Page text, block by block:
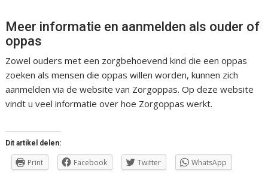
Meer informatie en aanmelden als ouder of
oppas
Zowel ouders met een zorgbehoevend kind die een oppas
zoeken als mensen die oppas willen worden, kunnen zich
aanmelden via de website van Zorgoppas. Op deze website
vindt u veel informatie over hoe Zorgoppas werkt.
Dit artikel delen:
Print Facebook Twitter WhatsApp